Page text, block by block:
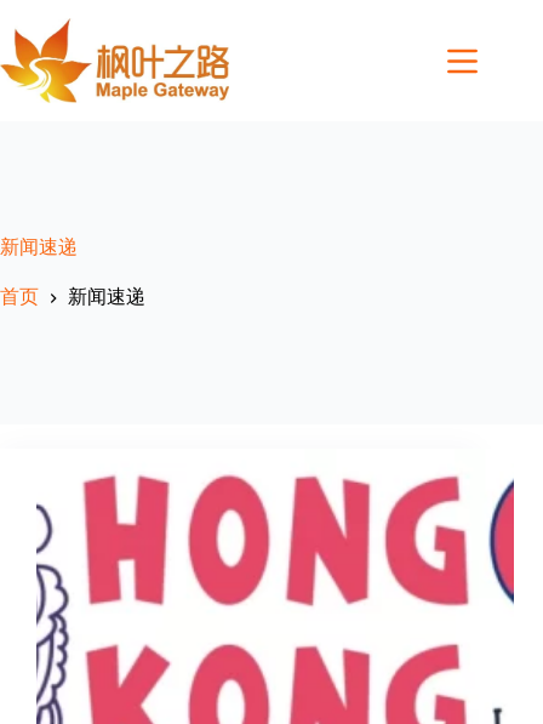
content
新闻速递
首页 新闻速递